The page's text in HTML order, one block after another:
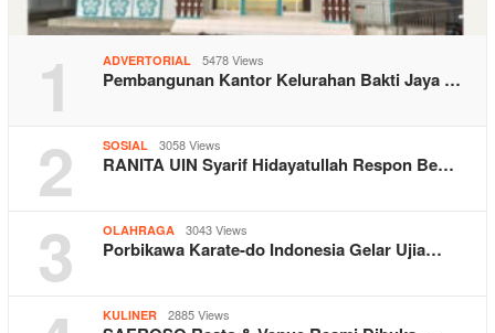
1 ADVERTORIAL 5478 Views
Pembangunan Kantor Kelurahan Bakti Jaya …
2 SOSIAL 3058 Views
RANITA UIN Syarif Hidayatullah Respon Be…
3 OLAHRAGA 3043 Views
Porbikawa Karate-do Indonesia Gelar Ujia…
KULINER 2885 Views